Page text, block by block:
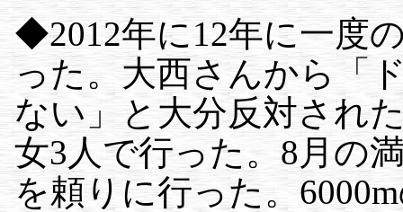
◆2012年に12年に一度
った。大西さんから「
ない」と大分反対され
女3人で行った。8月の
を頼りに行った。